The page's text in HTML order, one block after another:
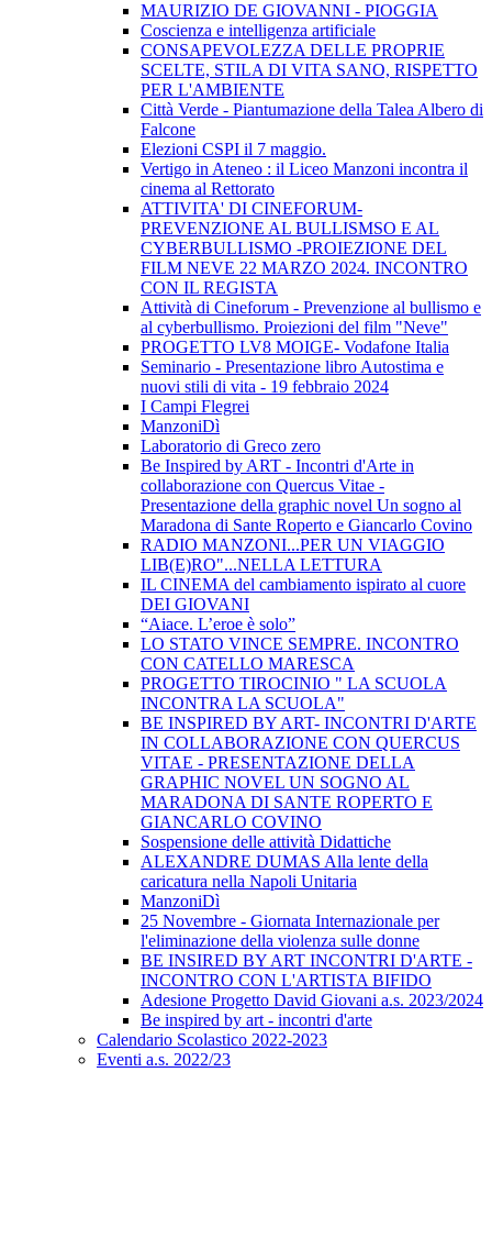
MAURIZIO DE GIOVANNI - PIOGGIA
Coscienza e intelligenza artificiale
CONSAPEVOLEZZA DELLE PROPRIE
SCELTE, STILA DI VITA SANO, RISPETTO
PER L'AMBIENTE
Città Verde - Piantumazione della Talea Albero di
Falcone
Elezioni CSPI il 7 maggio.
Vertigo in Ateneo : il Liceo Manzoni incontra il
cinema al Rettorato
ATTIVITA' DI CINEFORUM-
PREVENZIONE AL BULLISMSO E AL
CYBERBULLISMO -PROIEZIONE DEL
FILM NEVE 22 MARZO 2024. INCONTRO
CON IL REGISTA
Attività di Cineforum - Prevenzione al bullismo e
al cyberbullismo. Proiezioni del film "Neve"
PROGETTO LV8 MOIGE- Vodafone Italia
Seminario - Presentazione libro Autostima e
nuovi stili di vita - 19 febbraio 2024
I Campi Flegrei
ManzoniDì
Laboratorio di Greco zero
Be Inspired by ART - Incontri d'Arte in
collaborazione con Quercus Vitae -
Presentazione della graphic novel Un sogno al
Maradona di Sante Roperto e Giancarlo Covino
RADIO MANZONI...PER UN VIAGGIO
LIB(E)RO"...NELLA LETTURA
IL CINEMA del cambiamento ispirato al cuore
DEI GIOVANI
“Aiace. L’eroe è solo”
LO STATO VINCE SEMPRE. INCONTRO
CON CATELLO MARESCA
PROGETTO TIROCINIO " LA SCUOLA
INCONTRA LA SCUOLA"
BE INSPIRED BY ART- INCONTRI D'ARTE
IN COLLABORAZIONE CON QUERCUS
VITAE - PRESENTAZIONE DELLA
GRAPHIC NOVEL UN SOGNO AL
MARADONA DI SANTE ROPERTO E
GIANCARLO COVINO
Sospensione delle attività Didattiche
ALEXANDRE DUMAS Alla lente della
caricatura nella Napoli Unitaria
ManzoniDì
25 Novembre - Giornata Internazionale per
l'eliminazione della violenza sulle donne
BE INSIRED BY ART INCONTRI D'ARTE -
INCONTRO CON L'ARTISTA BIFIDO
Adesione Progetto David Giovani a.s. 2023/2024
Be inspired by art - incontri d'arte
Calendario Scolastico 2022-2023
Eventi a.s. 2022/23